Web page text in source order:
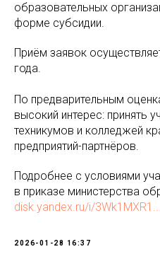
образовательных
форме субсидии.
Приём заявок
года.
По предварительным
высокий интерес: принять
техникумов и колледжей
предприятий-партнёров.
Подробнее с условиями
в приказе министерства
disk.yandex.ru/i/3Wk1MXR1...
2026-01-28 16:37